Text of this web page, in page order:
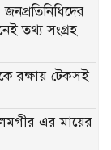
তথ্য সংগ্রহ
রক্ষায় টেকসই
এর মায়ের